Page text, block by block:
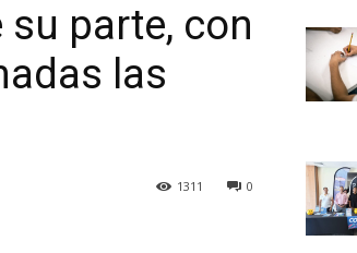
parte, con
las
0
1311